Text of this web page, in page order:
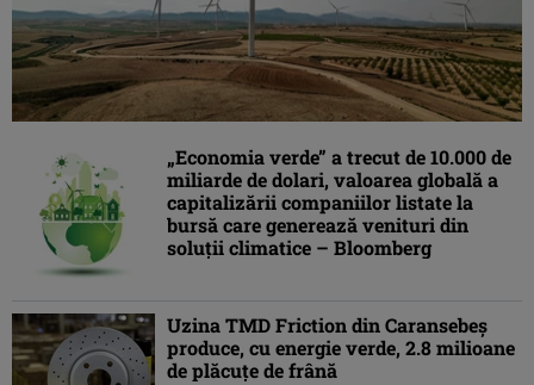
„Economia verde” a trecut de 10.000 de
miliarde de dolari, valoarea globală a
capitalizării companiilor listate la
bursă care generează venituri din
soluţii climatice – Bloomberg
Uzina TMD Friction din Caransebeș
produce, cu energie verde, 2.8 milioane
de plăcuțe de frână